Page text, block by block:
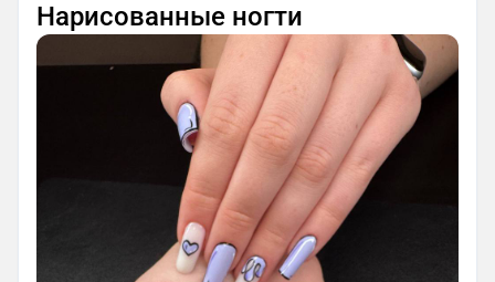
Нарисованные ногти